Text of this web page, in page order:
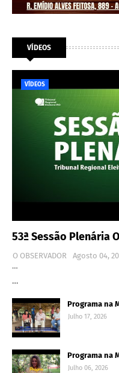
VÍDEOS
VÍDEOS
53ª Sessão Plenária
O OBSERVADOR
Agosto 04,
…
…
Programa na
Julho 17, 2026
Programa na
Julho 06, 2026